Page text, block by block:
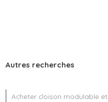
Autres recherches
Acheter cloison modulable